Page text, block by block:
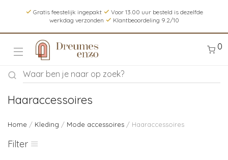
Gratis feestelijk ingepakt
Voor 13.00 uur besteld is dezelfde
werkdag verzonden
Klantbeoordeling 9.2/10
0
Haaraccessoires
Home / Kleding / Mode accessoires / Haaraccessoires
Filter